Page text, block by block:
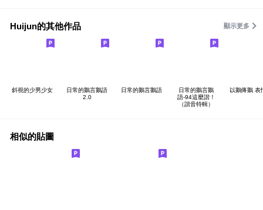
Huijun的其他作品 顯示更多
斜視的少男少女
日常的鵝言鵝語
2.0
日常的鵝言鵝語
日常的鵝言鵝
語-94這麼諧！
（諧音特輯）
以鵝傳鵝 表
相似的貼圖